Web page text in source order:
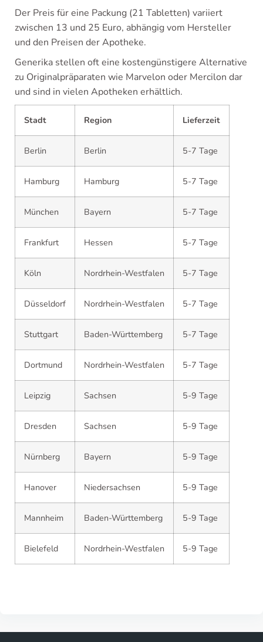
Der Preis für eine Packung (21 Tabletten) variiert
zwischen 13 und 25 Euro, abhängig vom Hersteller
und den Preisen der Apotheke.
Generika stellen oft eine kostengünstigere Alternative
zu Originalpräparaten wie Marvelon oder Mercilon dar
und sind in vielen Apotheken erhältlich.
Stadt Region Lieferzeit
Berlin Berlin 5-7 Tage
Hamburg Hamburg 5-7 Tage
München Bayern 5-7 Tage
Frankfurt Hessen 5-7 Tage
Köln Nordrhein-Westfalen 5-7 Tage
Düsseldorf Nordrhein-Westfalen 5-7 Tage
Stuttgart Baden-Württemberg 5-7 Tage
Dortmund Nordrhein-Westfalen 5-7 Tage
Leipzig Sachsen 5-9 Tage
Dresden Sachsen 5-9 Tage
Nürnberg Bayern 5-9 Tage
Hanover Niedersachsen 5-9 Tage
Mannheim Baden-Württemberg 5-9 Tage
Bielefeld Nordrhein-Westfalen 5-9 Tage